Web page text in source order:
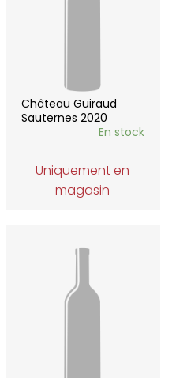
Château Guiraud
Sauternes 2020
En stock
Uniquement en
magasin